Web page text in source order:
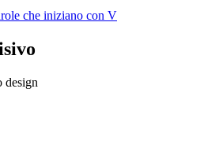
che iniziano con V
design